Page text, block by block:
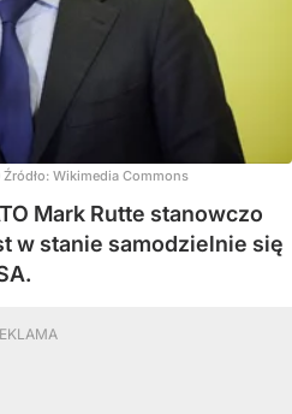
Źródło: Wikimedia Commons
Mark Rutte stanowczo
w stanie samodzielnie się